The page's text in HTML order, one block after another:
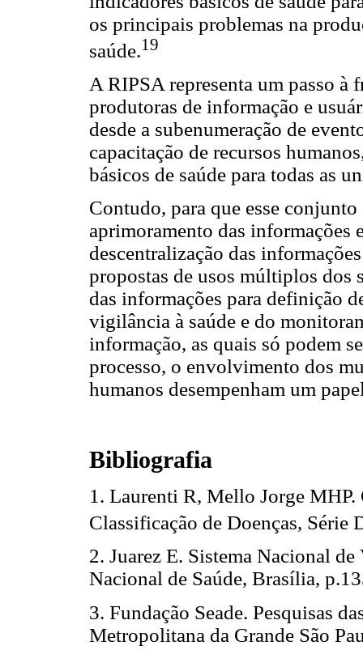
os principais problemas na
saúde.19
A RIPSA representa um passo à
produtoras de informação e
desde a subenumeração de
capacitação de recursos
básicos de saúde para todas as
Contudo, para que esse
aprimoramento das informações
descentralização das
propostas de usos múltiplos dos
das informações para definição
vigilância à saúde e do
informação, as quais só podem
processo, o envolvimento dos
humanos desempenham um
Bibliografia
1. Laurenti R, Mello Jorge
Classificação de Doenças, Série
2. Juarez E. Sistema Nacional
Nacional de Saúde, Brasília,
3. Fundação Seade. Pesquisas
Metropolitana da Grande São